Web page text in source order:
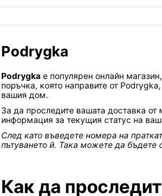
Podrygka
Podrygka е популярен онлайн
поръчка, която направите от
вашия дом.
За да проследите вашата доставка
информация за текущия статус на
След като въведете номера на
пътуването й. Така можете да бъдете
Как да